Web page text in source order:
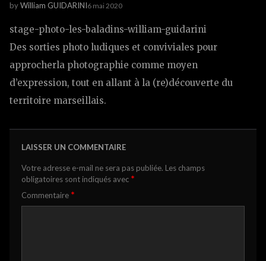
byWilliam GUIDARINI6 mai 2020
stage-photo-les-baladins-william-guidarini
Des sorties photo ludiques et conviviales pour
approcherla photographie comme moyen
d’expression, tout en allant à la (re)découverte du
territoire marseillais.
LAISSER UN COMMENTAIRE
Votre adresse e-mail ne sera pas publiée. Les champs
obligatoires sont indiqués avec *
Commentaire *